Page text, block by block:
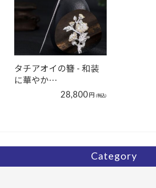
タチアオイの簪 - 和装
に華やか…
28,800円 (税込)
Category